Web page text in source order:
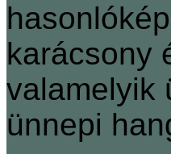
karácsony
valamelyik
ünnepi